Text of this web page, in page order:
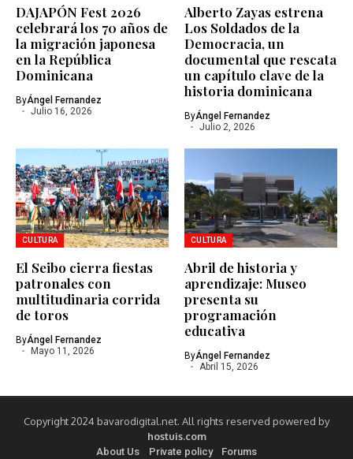
DAJAPÓN Fest 2026
celebrará los 70 años de
la migración japonesa
en la República
Dominicana
ByÁngel Fernandez
Julio 16, 2026
Alberto Zayas estrena
Los Soldados de la
Democracia, un
documental que rescata
un capítulo clave de la
historia dominicana
ByÁngel Fernandez
Julio 2, 2026
CULTURA
El Seibo cierra fiestas
patronales con
multitudinaria corrida
de toros
ByÁngel Fernandez
Mayo 11, 2026
CULTURA
Abril de historia y
aprendizaje: Museo
presenta su
programación
educativa
ByÁngel Fernandez
Abril 15, 2026
Copyright 2024 bavarodigital.net. All rights reserved powered by
hostuis.com
About Us Private policy Forums